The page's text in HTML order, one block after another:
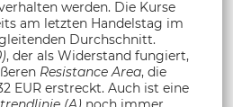
werden. Die Kurse
am letzten Handelstag im
Durchschnitt.
, der als Widerstand fungiert,
Resistance Area, die
EUR erstreckt. Auch ist eine